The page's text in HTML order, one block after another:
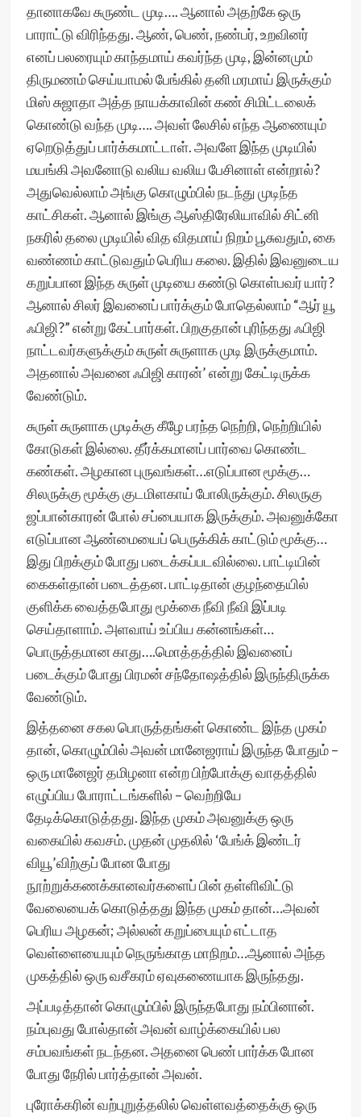
தானாகவே சுருண்ட முடி…. ஆனால் அதற்கே ஒரு
பாராட்டு விரிந்தது. ஆண், பெண், நண்பர், உறவினர்
எனப் பலரையும் காந்தமாய் கவர்ந்த முடி, இன்னமும்
திருமணம் செய்யாமல் பேங்கில் தனி மரமாய் இருக்கும்
மிஸ் சுஜாதா அத்த நாயக்காவின் கண் சிமிட்டலைக்
கொண்டு வந்த முடி…. அவள் லேசில் எந்த ஆணையும்
ஏறெடுத்துப் பார்க்கமாட்டாள். அவளே இந்த முடியில்
மயங்கி அவனோடு வலிய வலிய பேசினாள் என்றால்?
அதுவெல்லாம் அங்கு கொழும்பில் நடந்து முடிந்த
காட்சிகள். ஆனால் இங்கு ஆஸ்திரேலியாவில் சிட்னி
நகரில் தலை முடியில் வித விதமாய் நிறம் பூசுவதும், கை
வண்ணம் காட்டுவதும் பெரிய கலை. இதில் இவனுடைய
கறுப்பான இந்த சுருள் முடியை கண்டு கொள்பவர் யார்?
ஆனால் சிலர் இவனைப் பார்க்கும் போதெல்லாம் “ஆர் யூ
ஃபிஜி?” என்று கேட்பார்கள். பிறகுதான் புரிந்தது ஃபிஜி
நாட்டவர்களுக்கும் சுருள் சுருளாக முடி இருக்குமாம்.
அதனால் அவனை ஃபிஜி காரன்’ என்று கேட்டிருக்க
வேண்டும்.
சுருள் சுருளாக முடிக்கு கீழே பரந்த நெற்றி, நெற்றியில்
கோடுகள் இல்லை. தீர்க்கமானப் பார்வை கொண்ட
கண்கள். அழகான புருவங்கள்…எடுப்பான மூக்கு…
சிலருக்கு மூக்கு குடமிளகாய் போலிருக்கும். சிலருகு
ஜப்பான்காரன் போல் சப்பையாக இருக்கும். அவனுக்கோ
எடுப்பான ஆண்மையைப் பெருக்கிக் காட்டும் மூக்கு…
இது பிறக்கும் போது படைக்கப்படவில்லை. பாட்டியின்
கைகள்தான் படைத்தன. பாட்டிதான் குழந்தையில்
குளிக்க வைத்தபோது மூக்கை நீவி நீவி இப்படி
செய்தாளாம். அளவாய் உப்பிய கன்னங்கள்…
பொருத்தமான காது….மொத்தத்தில் இவனைப்
படைக்கும் போது பிரமன் சந்தோஷத்தில் இருந்திருக்க
வேண்டும்.
இத்தனை சகல பொருத்தங்கள் கொண்ட இந்த முகம்
தான், கொழும்பில் அவன் மானேஜராய் இருந்த போதும் –
ஒரு மானேஜர் தமிழனா என்ற பிற்போக்கு வாதத்தில்
எழுப்பிய போராட்டங்களில் – வெற்றியே
தேடிக்கொடுத்தது. இந்த முகம் அவனுக்கு ஒரு
வகையில் கவசம். முதன் முதலில் ‘பேங்க் இண்டர்
வியூ’விற்குப் போன போது
நூற்றுக்கணக்கானவர்களைப் பின் தள்ளிவிட்டு
வேலையைக் கொடுத்தது இந்த முகம் தான்…அவன்
பெரிய அழகன்; அல்லன் கறுப்பையும் எட்டாத
வெள்ளையையும் நெருங்காத மாநிறம்…ஆனால் அந்த
முகத்தில் ஒரு வசீகரம் ஏவுகணையாக இருந்தது.
அப்படித்தான் கொழும்பில் இருந்தபோது நம்பினான்.
நம்புவது போல்தான் அவன் வாழ்க்கையில் பல
சம்பவங்கள் நடந்தன. அதனை பெண் பார்க்க போன
போது நேரில் பார்த்தான் அவன்.
புரோக்கரின் வற்புறுத்தலில் வெள்ளவத்தைக்கு ஒரு